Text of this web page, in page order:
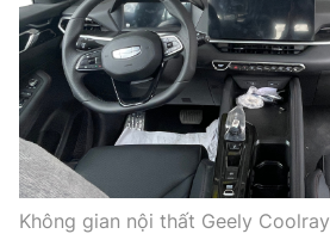
Không gian nội thất Geely